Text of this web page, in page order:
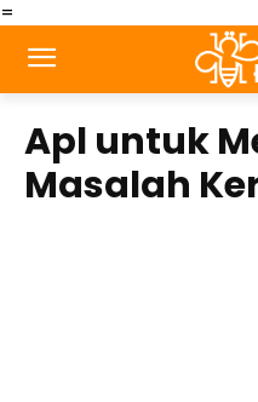
=
Apl untuk
Masalah